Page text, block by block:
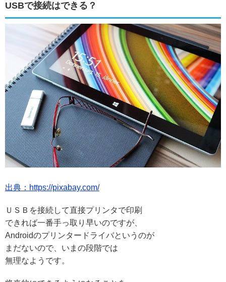
USBで接続はできる？
出典：https://pixabay.com/
ＵＳＢを接続して直接プリンタで印刷
できれば一番手っ取り早いのですが、
Androidのプリンタードライバというのが
まだないので、いまの段階では
無理なようです。